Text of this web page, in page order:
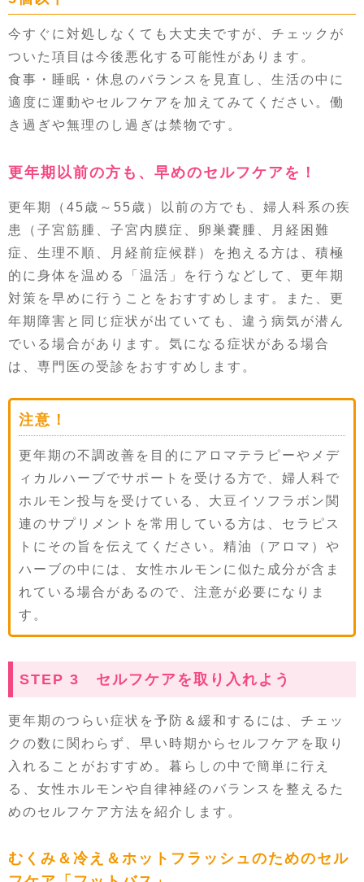
今すぐに対処しなくても大丈夫ですが、チェックが
ついた項目は今後悪化する可能性があります。
食事・睡眠・休息のバランスを見直し、生活の中に
適度に運動やセルフケアを加えてみてください。働
き過ぎや無理のし過ぎは禁物です。
更年期以前の方も、早めのセルフケアを！
更年期（45歳～55歳）以前の方でも、婦人科系の疾
患（子宮筋腫、子宮内膜症、卵巣嚢腫、月経困難
症、生理不順、月経前症候群）を抱える方は、積極
的に身体を温める「温活」を行うなどして、更年期
対策を早めに行うことをおすすめします。また、更
年期障害と同じ症状が出ていても、違う病気が潜ん
でいる場合があります。気になる症状がある場合
は、専門医の受診をおすすめします。
注意！
更年期の不調改善を目的にアロマテラピーやメデ
ィカルハーブでサポートを受ける方で、婦人科で
ホルモン投与を受けている、大豆イソフラボン関
連のサプリメントを常用している方は、セラピス
トにその旨を伝えてください。精油（アロマ）や
ハーブの中には、女性ホルモンに似た成分が含ま
れている場合があるので、注意が必要になりま
す。
STEP 3 セルフケアを取り入れよう
更年期のつらい症状を予防＆緩和するには、チェッ
クの数に関わらず、早い時期からセルフケアを取り
入れることがおすすめ。暮らしの中で簡単に行え
る、女性ホルモンや自律神経のバランスを整えるた
めのセルフケア方法を紹介します。
むくみ＆冷え＆ホットフラッシュのためのセル